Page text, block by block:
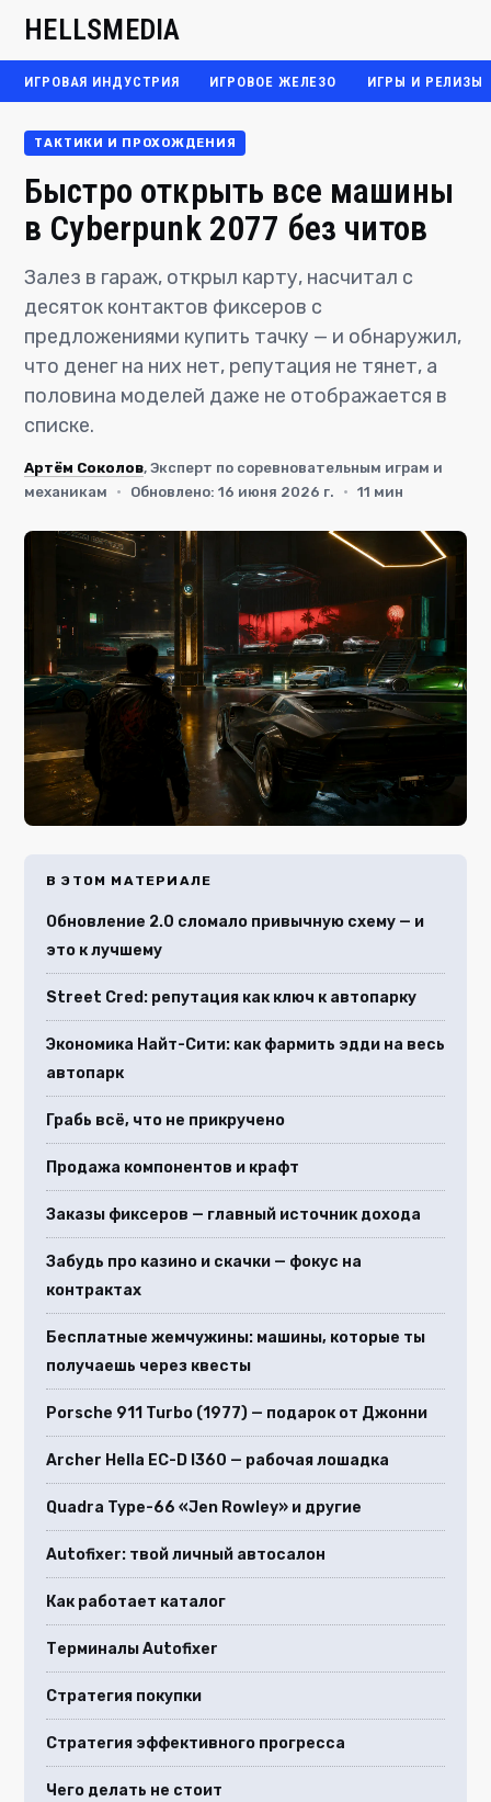
HELLSMEDIA
ИГРОВАЯ ИНДУСТРИЯ ИГРОВОЕ ЖЕЛЕЗО ИГРЫ И РЕЛИЗЫ
ТАКТИКИ И ПРОХОЖДЕНИЯ
Быстро открыть все машины
в Cyberpunk 2077 без читов
Залез в гараж, открыл карту, насчитал с
десяток контактов фиксеров с
предложениями купить тачку — и обнаружил,
что денег на них нет, репутация не тянет, а
половина моделей даже не отображается в
списке.
Артём Соколов, Эксперт по соревновательным играм и
механикам
· Обновлено: 16 июня 2026 г. · 11 мин
В ЭТОМ МАТЕРИАЛЕ
Обновление 2.0 сломало привычную схему — и
это к лучшему
Street Cred: репутация как ключ к автопарку
Экономика Найт-Сити: как фармить эдди на весь
автопарк
Грабь всё, что не прикручено
Продажа компонентов и крафт
Заказы фиксеров — главный источник дохода
Забудь про казино и скачки — фокус на
контрактах
Бесплатные жемчужины: машины, которые ты
получаешь через квесты
Porsche 911 Turbo (1977) — подарок от Джонни
Archer Hella EC-D I360 — рабочая лошадка
Quadra Type-66 «Jen Rowley» и другие
Autofixer: твой личный автосалон
Как работает каталог
Терминалы Autofixer
Стратегия покупки
Стратегия эффективного прогресса
Чего делать не стоит